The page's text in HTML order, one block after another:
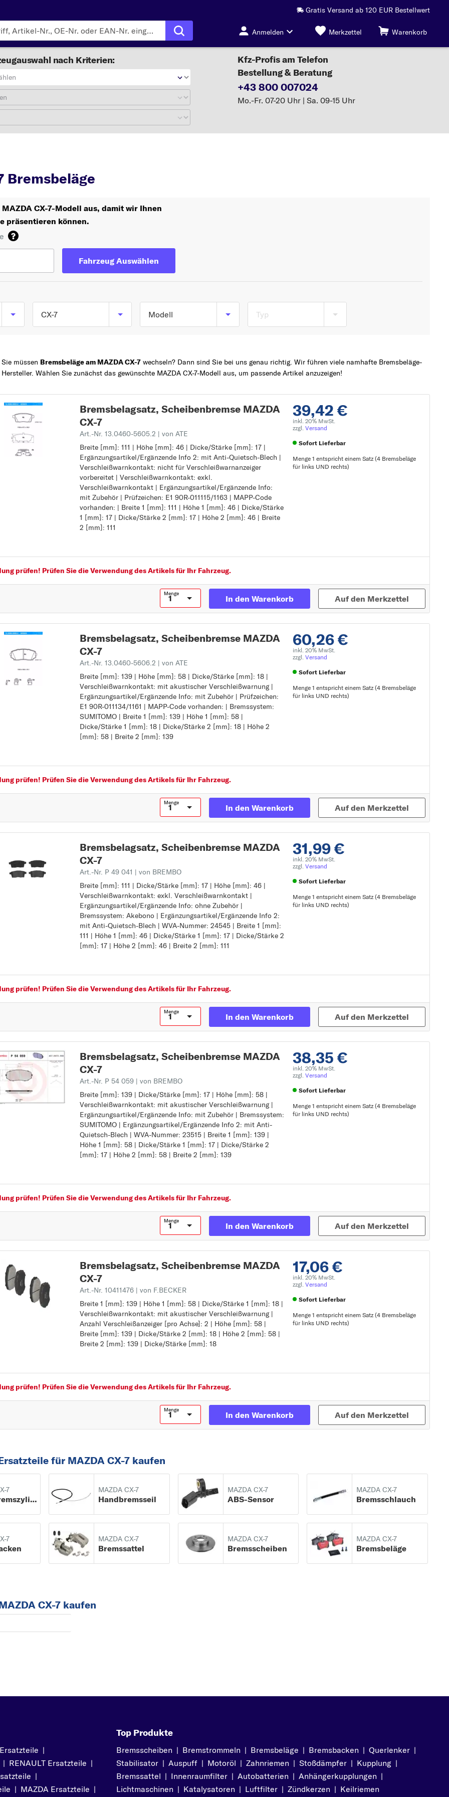
Gratis Versand ab 120 EUR Bestellwert
Anmelden Merkzettel Warenkorb
nach Kriterien:
Kfz-Profis am Telefon
Bestellung & Beratung
+43 800 007024
Mo.-Fr. 07-20 Uhr | Sa. 09-15 Uhr
Bremsbeläge
CX-7-Modell aus, damit wir Ihnen
präsentieren können.
Fahrzeug Auswählen
CX-7
6
5
6
626
1
B
CX-9
D
MPV
MX-5
P
Modell Typ
Sie müssen Bremsbeläge am MAZDA CX-7 wechseln? Dann sind Sie bei uns genau richtig. Wir führen viele namhafte Bremsbeläge-
Hersteller. Wählen Sie zunächst das gewünschte MAZDA CX-7-Modell aus, um passende Artikel anzuzeigen!
39,42 €
inkl. 20% MwSt.
zzgl. Versand
Sofort Lieferbar
Menge 1 entspricht einem Satz (4 Bremsbeläge
für links UND rechts)
Bremsbelagsatz, Scheibenbremse MAZDA
CX-7
Art.-Nr. 13.0460-5605.2 | von ATE
Breite [mm]: 111 | Höhe [mm]: 46 | Dicke/Stärke [mm]: 17 |
Ergänzungsartikel/Ergänzende Info 2: mit Anti-Quietsch-Blech |
Verschleißwarnkontakt: nicht für Verschleißwarnanzeiger
vorbereitet | Verschleißwarnkontakt: exkl.
Verschleißwarnkontakt | Ergänzungsartikel/Ergänzende Info:
mit Zubehör | Prüfzeichen: E1 90R-011115/1163 | MAPP-Code
vorhanden: | Breite 1 [mm]: 111 | Höhe 1 [mm]: 46 | Dicke/Stärke
1 [mm]: 17 | Dicke/Stärke 2 [mm]: 17 | Höhe 2 [mm]: 46 | Breite
2 [mm]: 111
Breite [mm]: 111
Höhe [mm]: 46
Dicke/Stärke [mm]: 17
Ergänzungsartikel/Ergänzende Info 2: mit Anti-Quietsch-Blech
Verschleißwarnkontakt: nicht für Verschleißwarnanzeiger
vorbereitet
Verschleißwarnkontakt: exkl. Verschleißwarnkontakt
Ergänzungsartikel/Ergänzende Info: mit Zubehör
Prüfzeichen: E1 90R-011115/1163
Höhe 1 [mm]: 46
Dicke/Stärke 1 [mm]: 17
Dicke/Stärke 2 [mm]: 17
Höhe 2 [mm]: 46
prüfen! Prüfen Sie die Verwendung des Artikels für Ihr Fahrzeug.
Menge
In den Warenkorb Auf den Merkzettel
60,26 €
inkl. 20% MwSt.
zzgl. Versand
Sofort Lieferbar
Menge 1 entspricht einem Satz (4 Bremsbeläge
für links UND rechts)
Bremsbelagsatz, Scheibenbremse MAZDA
CX-7
Art.-Nr. 13.0460-5606.2 | von ATE
Breite [mm]: 139 | Höhe [mm]: 58 | Dicke/Stärke [mm]: 18 |
Verschleißwarnkontakt: mit akustischer Verschleißwarnung |
Ergänzungsartikel/Ergänzende Info: mit Zubehör | Prüfzeichen:
E1 90R-011134/1161 | MAPP-Code vorhanden: | Bremssystem:
SUMITOMO | Breite 1 [mm]: 139 | Höhe 1 [mm]: 58 |
Dicke/Stärke 1 [mm]: 18 | Dicke/Stärke 2 [mm]: 18 | Höhe 2
[mm]: 58 | Breite 2 [mm]: 139
Breite [mm]: 139
Höhe [mm]: 58
Dicke/Stärke [mm]: 18
Verschleißwarnkontakt: mit akustischer Verschleißwarnung
Ergänzungsartikel/Ergänzende Info: mit Zubehör
Prüfzeichen: E1 90R-011134/1161
MAPP-Code vorhanden:
Höhe 1 [mm]: 58
Dicke/Stärke 1 [mm]: 18
Dicke/Stärke 2 [mm]: 18
Höhe 2 [mm]: 58
prüfen! Prüfen Sie die Verwendung des Artikels für Ihr Fahrzeug.
Menge
In den Warenkorb Auf den Merkzettel
31,99 €
inkl. 20% MwSt.
zzgl. Versand
Sofort Lieferbar
Menge 1 entspricht einem Satz (4 Bremsbeläge
für links UND rechts)
Bremsbelagsatz, Scheibenbremse MAZDA
CX-7
Art.-Nr. P 49 041 | von BREMBO
Breite [mm]: 111 | Dicke/Stärke [mm]: 17 | Höhe [mm]: 46 |
Verschleißwarnkontakt: exkl. Verschleißwarnkontakt |
Ergänzungsartikel/Ergänzende Info: ohne Zubehör |
Bremssystem: Akebono | Ergänzungsartikel/Ergänzende Info 2:
mit Anti-Quietsch-Blech | WVA-Nummer: 24545 | Breite 1 [mm]:
111 | Höhe 1 [mm]: 46 | Dicke/Stärke 1 [mm]: 17 | Dicke/Stärke 2
[mm]: 17 | Höhe 2 [mm]: 46 | Breite 2 [mm]: 111
Breite [mm]: 111
Dicke/Stärke [mm]: 17
Höhe [mm]: 46
Verschleißwarnkontakt: exkl. Verschleißwarnkontakt
Ergänzungsartikel/Ergänzende Info: ohne Zubehör
Bremssystem: Akebono
Ergänzungsartikel/Ergänzende Info 2: mit Anti-Quietsch-Blech
Höhe 1 [mm]: 46
Dicke/Stärke 1 [mm]: 17
Dicke/Stärke 2 [mm]: 17
Höhe 2 [mm]: 46
prüfen! Prüfen Sie die Verwendung des Artikels für Ihr Fahrzeug.
Menge
In den Warenkorb Auf den Merkzettel
38,35 €
inkl. 20% MwSt.
zzgl. Versand
Sofort Lieferbar
Menge 1 entspricht einem Satz (4 Bremsbeläge
für links UND rechts)
Bremsbelagsatz, Scheibenbremse MAZDA
CX-7
Art.-Nr. P 54 059 | von BREMBO
Breite [mm]: 139 | Dicke/Stärke [mm]: 17 | Höhe [mm]: 58 |
Verschleißwarnkontakt: mit akustischer Verschleißwarnung |
Ergänzungsartikel/Ergänzende Info: mit Zubehör | Bremssystem:
SUMITOMO | Ergänzungsartikel/Ergänzende Info 2: mit Anti-
Quietsch-Blech | WVA-Nummer: 23515 | Breite 1 [mm]: 139 |
Höhe 1 [mm]: 58 | Dicke/Stärke 1 [mm]: 17 | Dicke/Stärke 2
[mm]: 17 | Höhe 2 [mm]: 58 | Breite 2 [mm]: 139
Breite [mm]: 139
Dicke/Stärke [mm]: 17
Höhe [mm]: 58
Verschleißwarnkontakt: mit akustischer Verschleißwarnung
Ergänzungsartikel/Ergänzende Info: mit Zubehör
Bremssystem: SUMITOMO
Ergänzungsartikel/Ergänzende Info 2: mit Anti-Quietsch-Blech
Höhe 1 [mm]: 58
Dicke/Stärke 1 [mm]: 17
Dicke/Stärke 2 [mm]: 17
Höhe 2 [mm]: 58
prüfen! Prüfen Sie die Verwendung des Artikels für Ihr Fahrzeug.
Menge
In den Warenkorb Auf den Merkzettel
17,06 €
inkl. 20% MwSt.
zzgl. Versand
Sofort Lieferbar
Menge 1 entspricht einem Satz (4 Bremsbeläge
für links UND rechts)
Bremsbelagsatz, Scheibenbremse MAZDA
CX-7
Art.-Nr. 10411476 | von F.BECKER
Breite 1 [mm]: 139 | Höhe 1 [mm]: 58 | Dicke/Stärke 1 [mm]: 18 |
Verschleißwarnkontakt: mit akustischer Verschleißwarnung |
Anzahl Verschleißanzeiger [pro Achse]: 2 | Höhe [mm]: 58 |
Breite [mm]: 139 | Dicke/Stärke 2 [mm]: 18 | Höhe 2 [mm]: 58 |
Breite 2 [mm]: 139 | Dicke/Stärke [mm]: 18
Breite 1 [mm]: 139
Höhe 1 [mm]: 58
Dicke/Stärke 1 [mm]: 18
Verschleißwarnkontakt: mit akustischer Verschleißwarnung
Anzahl Verschleißanzeiger [pro Achse]: 2
Dicke/Stärke 2 [mm]: 18
Höhe 2 [mm]: 58
Breite 2 [mm]: 139
Dicke/Stärke [mm]: 18
prüfen! Prüfen Sie die Verwendung des Artikels für Ihr Fahrzeug.
Menge
In den Warenkorb Auf den Merkzettel
für MAZDA CX-7 kaufen
7
Hauptbremszylinder
MAZDA CX-7
Handbremsseil
MAZDA CX-7
ABS-Sensor
MAZDA CX-7
Bremsschlauch
7 MAZDA CX-7
Bremssattel
MAZDA CX-7
Bremsscheiben
MAZDA CX-7
Bremsbeläge
CX-7 kaufen
|
| RENAULT Ersatzteile |
|
| MAZDA Ersatzteile |
Top Produkte
Bremsscheiben | Bremstrommeln | Bremsbeläge | Bremsbacken | Querlenker |
Stabilisator | Auspuff | Motoröl | Zahnriemen | Stoßdämpfer | Kupplung |
Bremssattel | Innenraumfilter | Autobatterien | Anhängerkupplungen |
Lichtmaschinen | Katalysatoren | Luftfilter | Zündkerzen | Keilriemen